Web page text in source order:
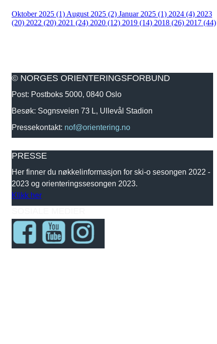
Oktober 2025 (1) August 2025 (2) Januar 2025 (1) 2024 (4) 2023
(20) 2022 (20) 2021 (24) 2020 (12) 2019 (14) 2018 (26) 2017 (44)
© NORGES ORIENTERINGSFORBUND
Post: Postboks 5000, 0840 Oslo
Besøk: Sognsveien 73 L, Ullevål Stadion
Pressekontakt: nof@orientering.no
PRESSE
Her finner du nøkkelinformasjon for ski-o sesongen 2022 -
2023 og orienteringssesongen 2023.
Klikk her